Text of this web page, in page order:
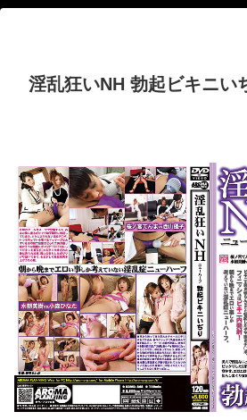
まだ墓石があるだけマシと見るべきか。
淫乱狂いNH 勃起ビキニい